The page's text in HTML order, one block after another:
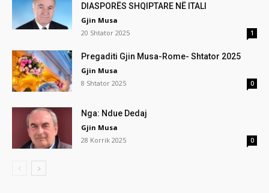
DIASPORËS SHQIPTARE NË ITALI
Gjin Musa
20 Shtator 2025
1
Pregaditi Gjin Musa-Rome- Shtator 2025
Gjin Musa
8 Shtator 2025
0
Nga: Ndue Dedaj
Gjin Musa
28 Korrik 2025
0